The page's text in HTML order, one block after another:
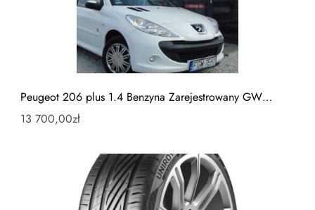
Peugeot 206 plus 1.4 Benzyna Zarejestrowany GW…
13 700,00zł